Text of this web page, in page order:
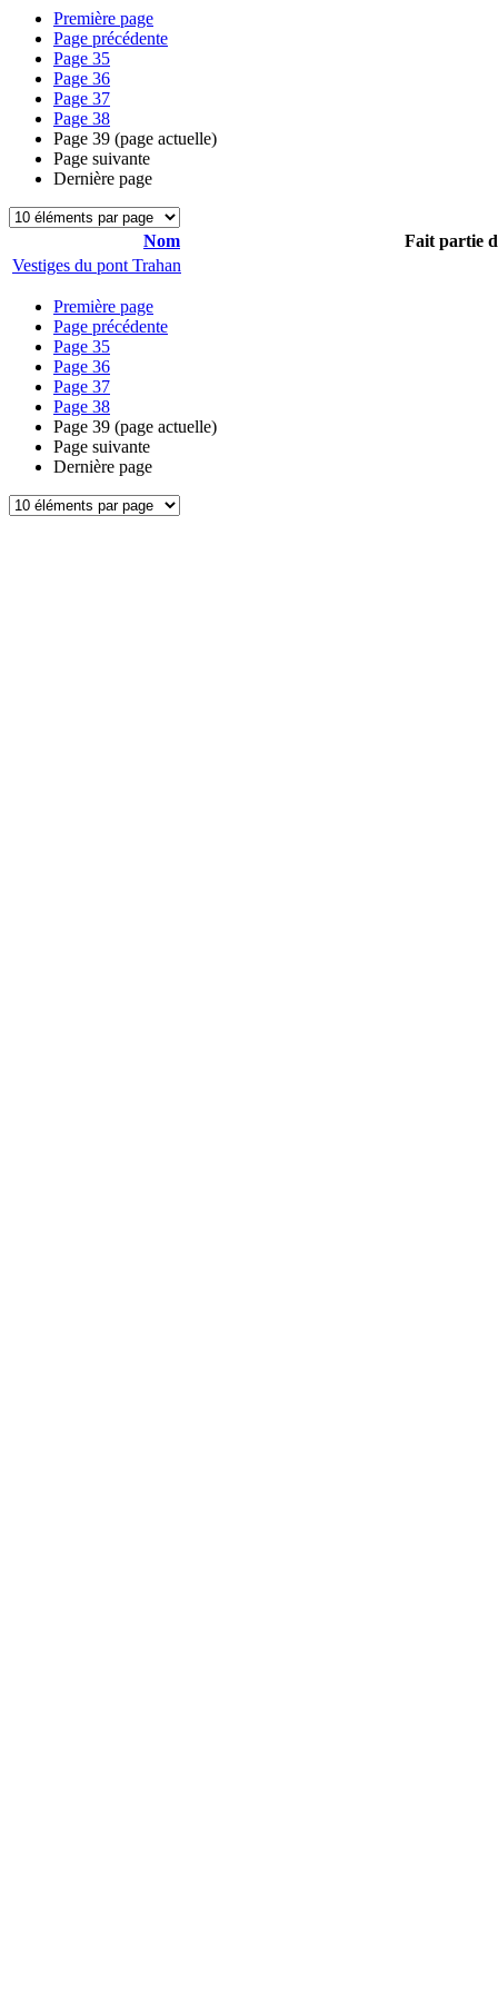
Première page
Page précédente
Page 35
Page 36
Page 37
Page 38
Page 39 (page actuelle)
Page suivante
Dernière page
Nom
Fait partie
Vestiges du pont Trahan
Première page
Page précédente
Page 35
Page 36
Page 37
Page 38
Page 39 (page actuelle)
Page suivante
Dernière page